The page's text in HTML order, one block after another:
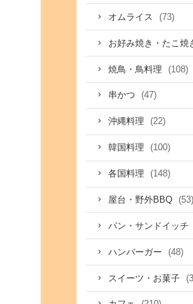
オムライス (73)
お好み焼き・たこ焼
焼鳥・鳥料理 (108)
串かつ (47)
沖縄料理 (22)
韓国料理 (100)
各国料理 (148)
屋台・野外BBQ (53)
パン・サンドイッチ
ハンバーガー (48)
スイーツ・お菓子